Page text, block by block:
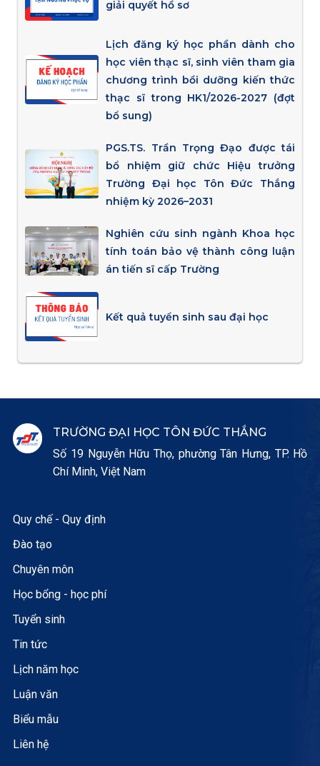
giải quyết hồ sơ
Lịch đăng ký học phần dành cho
học viên thạc sĩ, sinh viên tham gia
chương trình bồi dưỡng kiến thức
thạc sĩ trong HK1/2026-2027 (đợt
bổ sung)
PGS.TS. Trần Trọng Đạo được tái
bổ nhiệm giữ chức Hiệu trưởng
Trường Đại học Tôn Đức Thắng
nhiệm kỳ 2026–2031
Nghiên cứu sinh ngành Khoa học
tính toán bảo vệ thành công luận
án tiến sĩ cấp Trường
Kết quả tuyển sinh sau đại học
TRƯỜNG ĐẠI HỌC TÔN ĐỨC THẮNG
Số 19 Nguyễn Hữu Thọ, phường Tân Hưng, TP. Hồ
Chí Minh, Việt Nam
Quy chế - Quy định
Đào tạo
Chuyên môn
Học bổng - học phí
Tuyển sinh
Tin tức
Lịch năm học
Luận văn
Biểu mẫu
Liên hệ